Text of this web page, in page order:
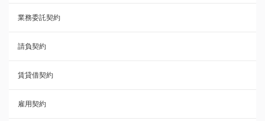
雇用契約
その他契約・書面
売買契約
株主総会議事録・関連書類
業務委託契約
請負契約
賃貸借契約
雇用契約